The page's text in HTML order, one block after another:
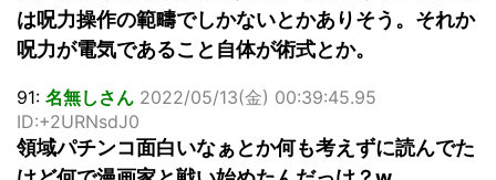
は呪力操作の範疇でしかないとかありそう。それか
呪力が電気であること自体が術式とか。
91: 名無しさん 2022/05/13(金) 00:39:45.95
ID:+2URNsdJ0
領域パチンコ面白いなぁとか何も考えずに読んでた